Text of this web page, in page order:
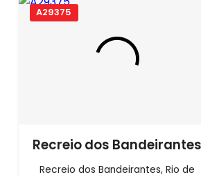
A29375
Recreio dos Bandeirantes
Recreio dos Bandeirantes, Rio de